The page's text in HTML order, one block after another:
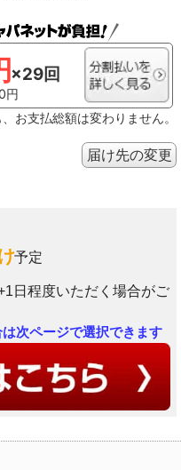
×29回
円
お支払総額は変わりません。
予定
日程度いただく場合がご
届け先の変更
次ページで選択できます